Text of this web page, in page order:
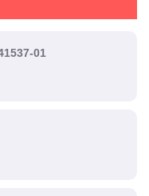
01